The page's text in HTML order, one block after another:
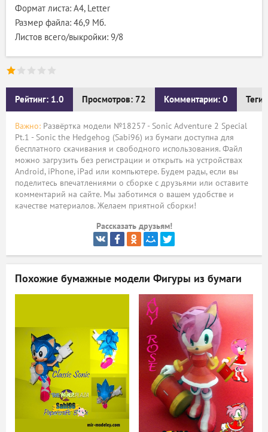
Формат листа: А4, Letter
Размер файла: 46,9 Мб.
Листов всего/выкройки: 9/8
Рейтинг: 1.0 Просмотров: 72 Комментарии: 0 Теги:
Важно: Развёртка модели №18257 - Sonic Adventure 2 Special
Pt.1 - Sonic the Hedgehog (Sabi96) из бумаги доступна для
бесплатного скачивания и свободного использования. Файл
можно загрузить без регистрации и открыть на устройствах
Android, iPhone, iPad или компьютере. Будем рады, если вы
поделитесь впечатлениями о сборке с друзьями или оставите
комментарий на сайте. Мы заботимся о вашем удобстве и
качестве материалов. Желаем приятной сборки!
Рассказать друзьям!
Похожие бумажные модели Фигуры из бумаги